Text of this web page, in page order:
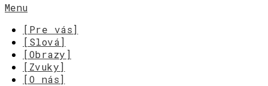
Menu
[Pre vás]
[Slová]
[Obrazy]
[Zvuky]
[O nás]